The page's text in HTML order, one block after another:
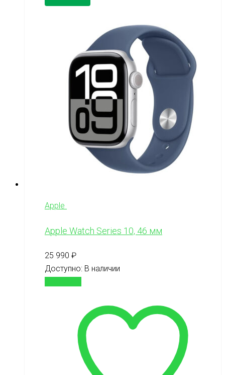
Apple
Apple Watch Series 10, 46 мм
25 990 ₽
Доступно: В наличии